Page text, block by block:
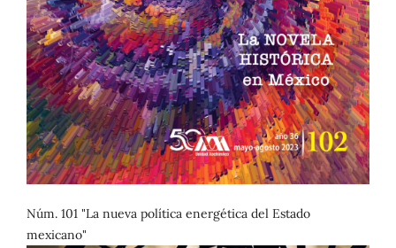
Núm. 101 "La nueva política energética del Estado
mexicano"